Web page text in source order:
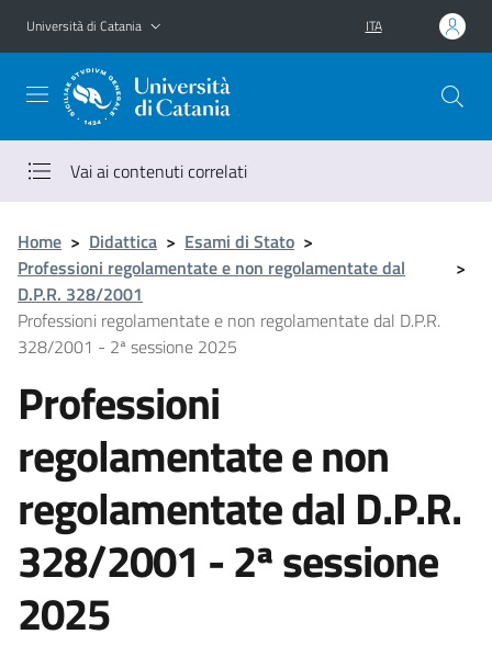
Vai al contenuto principale
Vai al menu di navigazione
Università di Catania ITA
Vai ai contenuti correlati
Home > Didattica > Esami di Stato >
Professioni regolamentate e non regolamentate dal
D.P.R. 328/2001
>
Professioni regolamentate e non regolamentate dal D.P.R.
328/2001 - 2ª sessione 2025
Professioni
regolamentate e non
regolamentate dal D.P.R.
328/2001 - 2ª sessione
2025